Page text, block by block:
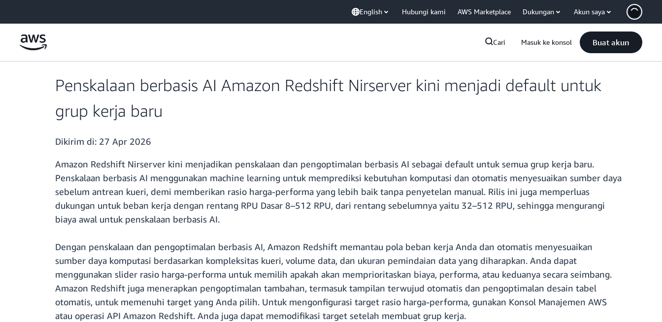
English Hubungi kami AWS Marketplace Dukungan Akun saya
Cari Masuk ke konsol Buat akun
Penskalaan berbasis AI Amazon Redshift Nirserver kini menjadi default untuk
grup kerja baru
Dikirim di: 27 Apr 2026
Amazon Redshift Nirserver kini menjadikan penskalaan dan pengoptimalan berbasis AI sebagai default untuk semua grup kerja baru.
Penskalaan berbasis AI menggunakan machine learning untuk memprediksi kebutuhan komputasi dan otomatis menyesuaikan sumber daya
sebelum antrean kueri, demi memberikan rasio harga-performa yang lebih baik tanpa penyetelan manual. Rilis ini juga memperluas
dukungan untuk beban kerja dengan rentang RPU Dasar 8–512 RPU, dari rentang sebelumnya yaitu 32–512 RPU, sehingga mengurangi
biaya awal untuk penskalaan berbasis AI.
Dengan penskalaan dan pengoptimalan berbasis AI, Amazon Redshift memantau pola beban kerja Anda dan otomatis menyesuaikan
sumber daya komputasi berdasarkan kompleksitas kueri, volume data, dan ukuran pemindaian data yang diharapkan. Anda dapat
menggunakan slider rasio harga-performa untuk memilih apakah akan memprioritaskan biaya, performa, atau keduanya secara seimbang.
Amazon Redshift juga menerapkan pengoptimalan tambahan, termasuk tampilan terwujud otomatis dan pengoptimalan desain tabel
otomatis, untuk memenuhi target yang Anda pilih. Untuk mengonfigurasi target rasio harga-performa, gunakan Konsol Manajemen AWS
atau operasi API Amazon Redshift. Anda juga dapat memodifikasi target setelah membuat grup kerja.